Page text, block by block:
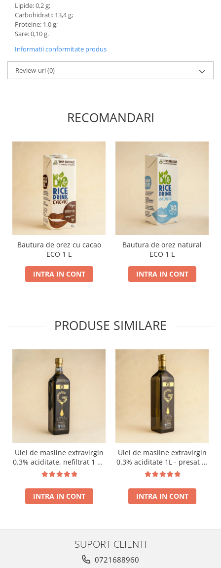
Lipide: 0,2 g;
Carbohidrati: 13,4 g;
Proteine: 1,0 g;
Sare: 0,10 g.
Informatii conformitate produs
Review-uri(0)
RECOMANDARI
Bautura de orez cu cacao
ECO 1 L
INTRA IN CONT
Bautura de orez natural
ECO 1 L
INTRA IN CONT
PRODUSE SIMILARE
Ulei de masline extravirgin
0.3% aciditate, nefiltrat 1 L -
presat la rece RECOLTA
INTRA IN CONT
Ulei de masline extravirgin
0.3% aciditate 1L - presat la
rece RECOLTA NOUA
INTRA IN CONT
SUPORT CLIENTI
0721688960